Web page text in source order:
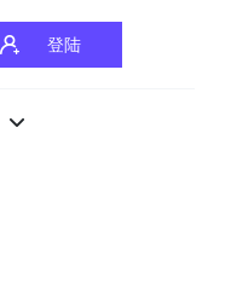
登陆